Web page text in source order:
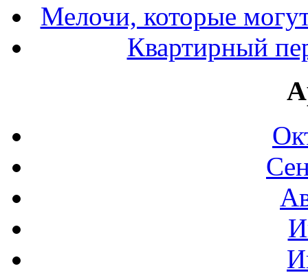
Мелочи, которые
Квартирный